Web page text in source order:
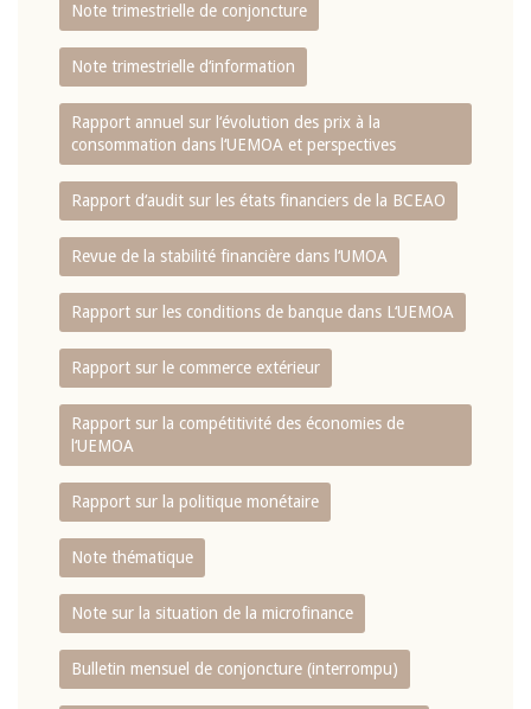
Note trimestrielle de conjoncture
Note trimestrielle d‘information
Rapport annuel sur l‘évolution des prix à la
consommation dans l‘UEMOA et perspectives
Rapport d‘audit sur les états financiers de la BCEAO
Revue de la stabilité financière dans l‘UMOA
Rapport sur les conditions de banque dans L‘UEMOA
Rapport sur le commerce extérieur
Rapport sur la compétitivité des économies de
l‘UEMOA
Rapport sur la politique monétaire
Note thématique
Note sur la situation de la microfinance
Bulletin mensuel de conjoncture (interrompu)